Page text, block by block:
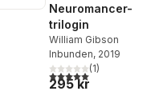
Totalt antal röster:
Neuromancer-
trilogin
William Gibson
Inbunden, 2019
5,0utav 5 stjärnor.
(1)
295 kr